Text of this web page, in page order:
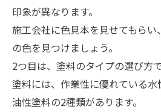
印象が異なります。
施工会社に色見本を見せてもらい
の色を見つけましょう。
2つ目は、塗料のタイプの選び方で
塗料には、作業性に優れている
油性塗料の2種類があります。